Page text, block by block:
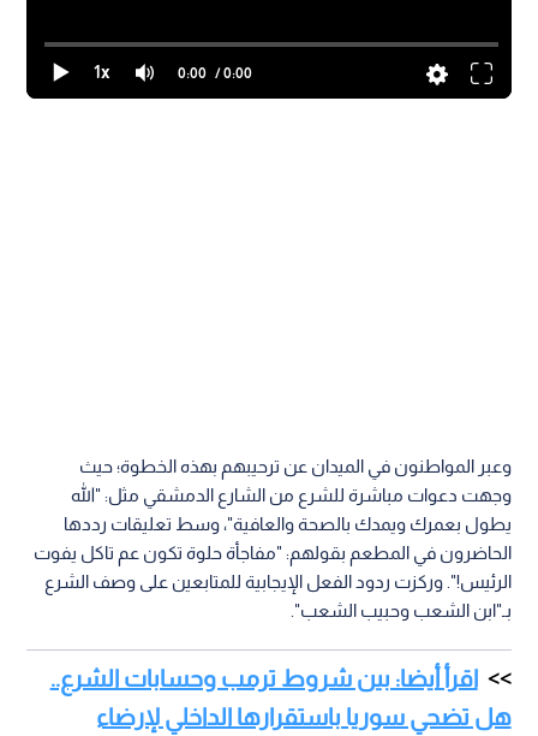
1x 0:00 / 0:00
وعبر المواطنون في الميدان عن ترحيبهم بهذه الخطوة؛ حيث
وجهت دعوات مباشرة للشرع من الشارع الدمشقي مثل: "الله
يطول بعمرك ويمدك بالصحة والعافية"، وسط تعليقات رددها
الحاضرون في المطعم بقولهم: "مفاجأة حلوة تكون عم تاكل يفوت
الرئيس!". وركزت ردود الفعل الإيجابية للمتابعين على وصف الشرع
بـ"ابن الشعب وحبيب الشعب".
اقرأ أيضا: بين شروط ترمب وحسابات الشرع..
هل تضحي سوريا باستقرارها الداخلي لإرضاء